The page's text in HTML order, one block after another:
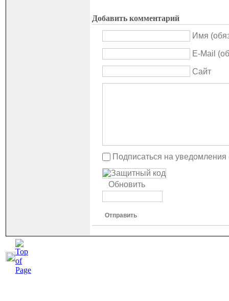
Добавить комментарий
Имя
E-Mail
Сайт
Подписаться на
Обновить
Отправить